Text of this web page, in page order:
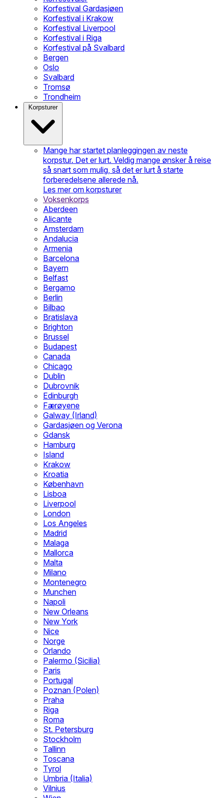
Korfestival Gardasjøen
Korfestival i Krakow
Korfestival Liverpool
Korfestival i Riga
Korfestival på Svalbard
Bergen
Oslo
Svalbard
Tromsø
Trondheim
Korpsturer
Mange har startet planleggingen av neste
korpstur. Det er lurt. Veldig mange ønsker å reise
så snart som mulig, så det er lurt å starte
forberedelsene allerede nå.
Les mer om korpsturer
Voksenkorps
Aberdeen
Alicante
Amsterdam
Andalucia
Armenia
Barcelona
Bayern
Belfast
Bergamo
Berlin
Bilbao
Bratislava
Brighton
Brussel
Budapest
Canada
Chicago
Dublin
Dubrovnik
Edinburgh
Færøyene
Galway (Irland)
Gardasjøen og Verona
Gdansk
Hamburg
Island
Krakow
Kroatia
København
Lisboa
Liverpool
London
Los Angeles
Madrid
Malaga
Mallorca
Malta
Milano
Montenegro
Munchen
Napoli
New Orleans
New York
Nice
Norge
Orlando
Palermo (Sicilia)
Paris
Portugal
Poznan (Polen)
Praha
Riga
Roma
St. Petersburg
Stockholm
Tallinn
Toscana
Tyrol
Umbria (Italia)
Vilnius